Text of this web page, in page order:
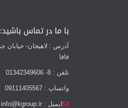
با ما در تماس باشید:
فافا
تلفن : 8- 01342349606
واتساپ : 09111405567
ایمیل : info@kgroup.ir